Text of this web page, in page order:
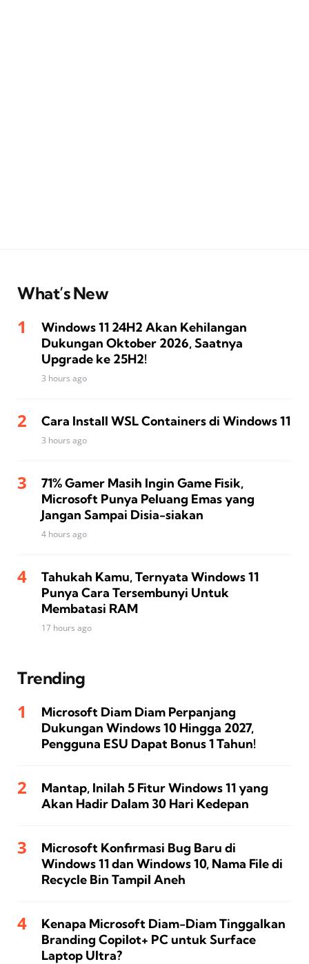
What’s New
Windows 11 24H2 Akan Kehilangan
Dukungan Oktober 2026, Saatnya
Upgrade ke 25H2!
3 hours ago
Cara Install WSL Containers di Windows 11
3 hours ago
71% Gamer Masih Ingin Game Fisik,
Microsoft Punya Peluang Emas yang
Jangan Sampai Disia-siakan
4 hours ago
Tahukah Kamu, Ternyata Windows 11
Punya Cara Tersembunyi Untuk
Membatasi RAM
17 hours ago
Trending
Microsoft Diam Diam Perpanjang
Dukungan Windows 10 Hingga 2027,
Pengguna ESU Dapat Bonus 1 Tahun!
Mantap, Inilah 5 Fitur Windows 11 yang
Akan Hadir Dalam 30 Hari Kedepan
Microsoft Konfirmasi Bug Baru di
Windows 11 dan Windows 10, Nama File di
Recycle Bin Tampil Aneh
Kenapa Microsoft Diam-Diam Tinggalkan
Branding Copilot+ PC untuk Surface
Laptop Ultra?